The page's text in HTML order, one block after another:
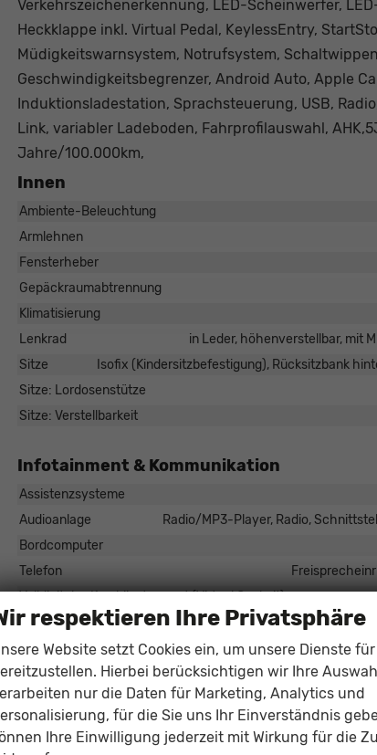
Verkehrszeichenerkennung, LED-Scheinwerfer,
Heckklappe inkl. Virtual Pedal, KeylessEntry,
Müdigkeitswarnsystem, Notrufsystem,
Geschwindigkeitsbegrenzer, Android Auto, Apple
Induktionsladestation, Sprachsteuerung, USB,
Link, variabler Ladeboden, Fahrprofilauswahl,
Jahre/100.000km,
Innen
Ambiente-Beleuchtung
Armlehnen
Fensterheber
Gepäckraumabtrennung
Klimatisierung
Lenkrad
in Leder, höhenverstellbar, mit
Sitze
Isofix (Kindersitzbefestigung), Rücksitzbank
Sitze: Lordosenstütze
Sitze: Verstellbarkeit
Infotainment & Kommunikation
Assistenzsysteme
Audioanlage
Radio/MP3-Player, Radio,
Bordcomputer
Telefon
Volldigitales Kombiinstrument (Virtual Cockpit)
Sicherheit & Assistenz
Assistenzsysteme
Regensensor, Tempomat, Tempomat mit Lenkradkontrolle,
Verkehrzeichenerkennung, Müdigkeitserkennungs-
Diebstahl-Alarmanlage
respektieren Ihre Privatsphäre
Website setzt Cookies ein, um unsere Dienste
Hierbei berücksichtigen wir Ihre
nur die Daten für Marketing, Analytics und
für die Sie uns Ihr Einverständnis
Ihre Einwilligung jederzeit mit Wirkung für die